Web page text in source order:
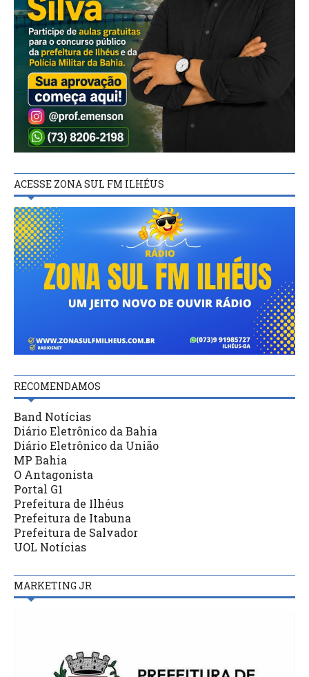
ACESSE ZONA SUL FM ILHÉUS
RECOMENDAMOS
Band Notícias
Diário Eletrônico da Bahia
Diário Eletrônico da União
MP Bahia
O Antagonista
Portal G1
Prefeitura de Ilhéus
Prefeitura de Itabuna
Prefeitura de Salvador
UOL Notícias
MARKETING JR